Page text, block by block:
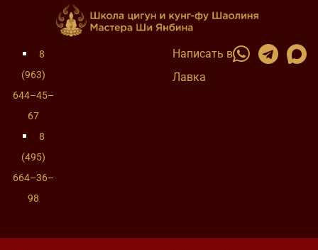
8
(963)
644–45–
67
8
(495)
664–36–
98
Написать в
Лавка